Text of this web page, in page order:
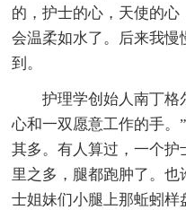
的，护士的心，天使的
会温柔如水了。后来我
到。
护理学创始人南丁格
心和一双愿意工作的手
其多。有人算过，一个护
里之多，腿都跑肿了。
士姐妹们小腿上那蚯蚓样